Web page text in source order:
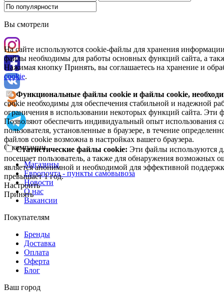
Вы смотрели
На сайте используются cookie-файлы для хранения
файлы необходимы для работы основных функций сайта, а
Нажимая кнопку Принять, вы соглашаетесь на хранение и
cookie.
Функциональные файлы cookie и файлы cookie,
cookie необходимы для обеспечения стабильной и надежной
ограничения в использовании некоторых функций сайта. Эти
Позволяют обеспечить индивидуальный опыт использования
пользователя, установленные в браузере, в течение
файлов cookie возможна в настройках вашего браузера.
Статистические файлы cookie: Эти файлы используются
посещает пользователь, а также для обнаружения возможных
является анонимной и необходимой для эффективной
превышает 1 год.
Настроить
Принять
О компании
Магазины
Европочта - пункты самовывоза
Новости
О нас
Вакансии
Покупателям
Бренды
Доставка
Оплата
Оферта
Блог
Ваш город